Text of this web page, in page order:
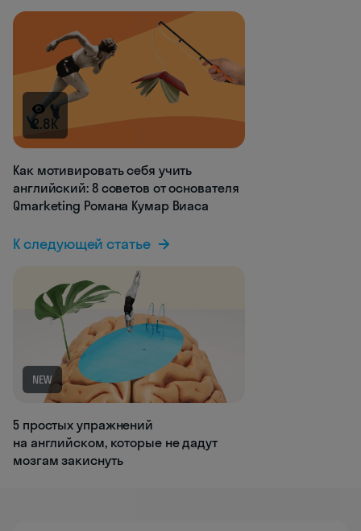
2.8K
Как мотивировать себя учить
английский: 8 советов от основателя
Qmarketing Романа Кумар Виаса
К следующей статье
NEW
5 простых упражнений
на английском, которые не дадут
мозгам закиснуть